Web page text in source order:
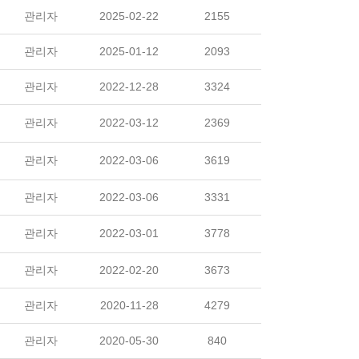
관리자 2025-02-22 2155
관리자 2025-01-12 2093
관리자 2022-12-28 3324
관리자 2022-03-12 2369
관리자 2022-03-06 3619
관리자 2022-03-06 3331
관리자 2022-03-01 3778
관리자 2022-02-20 3673
관리자 2020-11-28 4279
관리자 2020-05-30 840